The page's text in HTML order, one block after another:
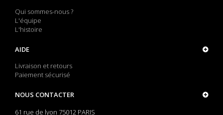
Qui sommes-nous ?
L'équipe
L'histoire
AIDE
Livraison et retours
Paiement sécurisé
NOUS CONTACTER
61 rue de lyon 75012 PARIS